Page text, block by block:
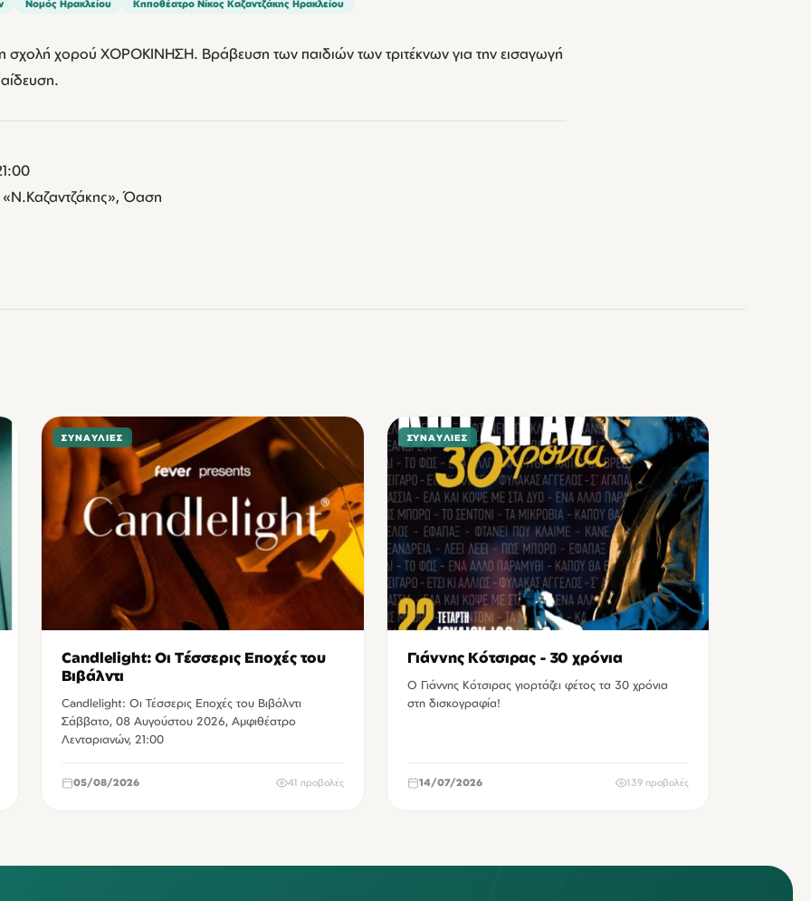
Νομός Ηρακλείου Κηποθέατρο Νίκος Καζαντζάκης Ηρακλείου
σχολή χορού ΧΟΡΟΚΙΝΗΣΗ. Βράβευση των παιδιών των τριτέκνων για την εισαγωγή
Όαση
ΣΥΝΑΥΛΊΕΣ
Candlelight: Οι Τέσσερις Εποχές του
Βιβάλντι
Candlelight: Οι Τέσσερις Εποχές του Βιβάλντι
Σάββατο, 08 Αυγούστου 2026, Αμφιθέατρο
Λενταριανών, 21:00
05/08/2026 41 προβολές
ΣΥΝΑΥΛΊΕΣ
Γιάννης Κότσιρας - 30 χρόνια
Ο Γιάννης Κότσιρας γιορτάζει φέτος τα 30 χρόνια
στη δισκογραφία!
14/07/2026 139 προβολές